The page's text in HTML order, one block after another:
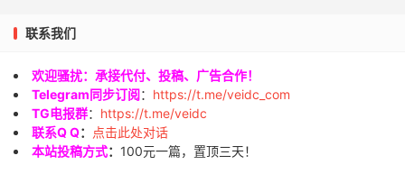
联系我们
欢迎骚扰：承接代付、投稿、广告合作！
Telegram同步订阅： https://t.me/veidc_com
TG电报群： https://t.me/veidc
联系Q Q：
点击此处对话
本站投稿方式： 100元一篇，置顶三天！